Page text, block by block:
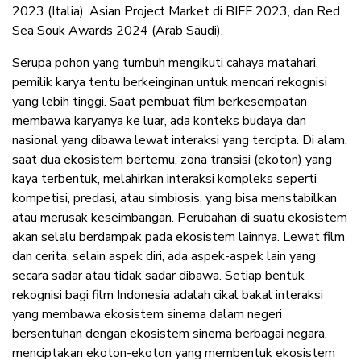
2023 (Italia), Asian Project Market di BIFF 2023, dan Red
Sea Souk Awards 2024 (Arab Saudi).
Serupa pohon yang tumbuh mengikuti cahaya matahari,
pemilik karya tentu berkeinginan untuk mencari rekognisi
yang lebih tinggi. Saat pembuat film berkesempatan
membawa karyanya ke luar, ada konteks budaya dan
nasional yang dibawa lewat interaksi yang tercipta. Di alam,
saat dua ekosistem bertemu, zona transisi (ekoton) yang
kaya terbentuk, melahirkan interaksi kompleks seperti
kompetisi, predasi, atau simbiosis, yang bisa menstabilkan
atau merusak keseimbangan. Perubahan di suatu ekosistem
akan selalu berdampak pada ekosistem lainnya. Lewat film
dan cerita, selain aspek diri, ada aspek-aspek lain yang
secara sadar atau tidak sadar dibawa. Setiap bentuk
rekognisi bagi film Indonesia adalah cikal bakal interaksi
yang membawa ekosistem sinema dalam negeri
bersentuhan dengan ekosistem sinema berbagai negara,
menciptakan ekoton-ekoton yang membentuk ekosistem